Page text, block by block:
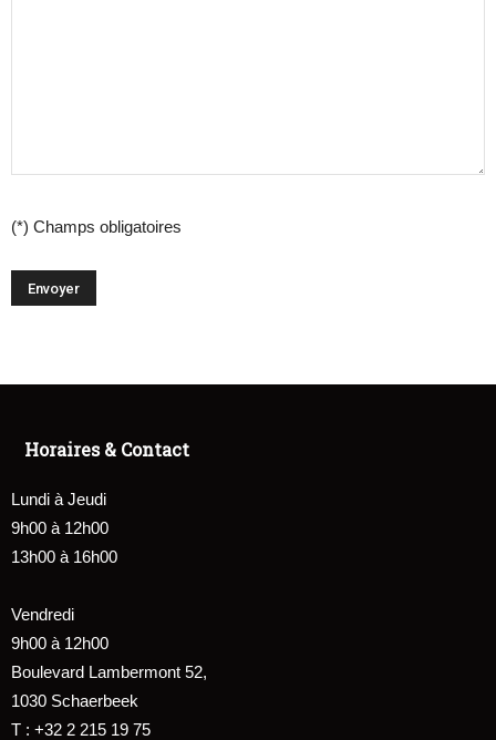
(*) Champs obligatoires
Horaires & Contact
Lundi à Jeudi
9h00 à 12h00
13h00 à 16h00
Vendredi
9h00 à 12h00
Boulevard Lambermont 52,
1030 Schaerbeek
T : +32 2 215 19 75